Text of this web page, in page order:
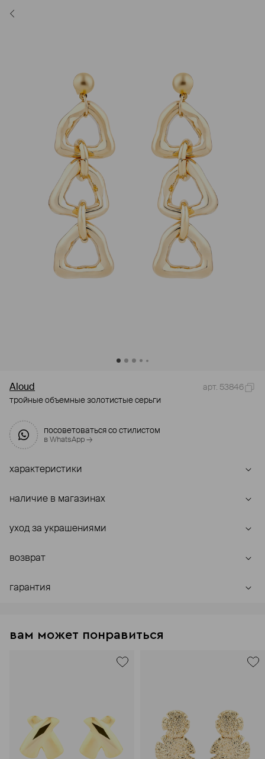
Aloud
арт. 53846
тройные объемные золотистые серьги
посоветоваться со стилистом
в WhatsApp →
характеристики
наличие в магазинах
уход за украшениями
возврат
гарантия
вам может понравиться